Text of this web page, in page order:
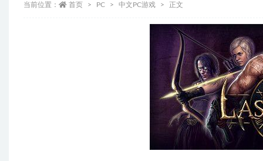
当前位置： 首页 PC 中文PC游戏 正文